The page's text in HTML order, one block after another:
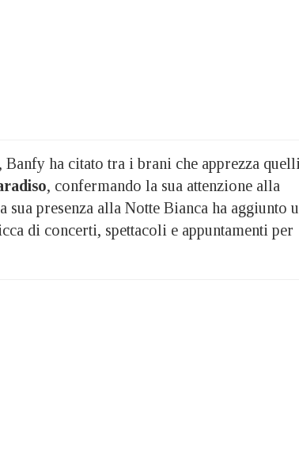
Banfy ha citato tra i brani che apprezza
, confermando la sua attenzione alla
sua presenza alla Notte Bianca ha aggiunto
di concerti, spettacoli e appuntamenti per